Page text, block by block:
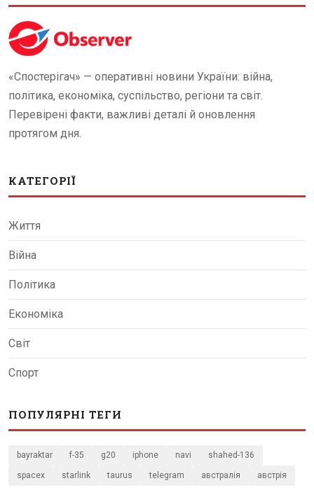
«Спостерігач» — оперативні новини України: війна,
політика, економіка, суспільство, регіони та світ.
Перевірені факти, важливі деталі й оновлення
протягом дня.
КАТЕГОРІЇ
Життя
Війна
Політика
Економіка
Світ
Спорт
ПОПУЛЯРНІ ТЕГИ
bayraktar f-35 g20 iphone navi shahed-136
spacex starlink taurus telegram австралія австрія